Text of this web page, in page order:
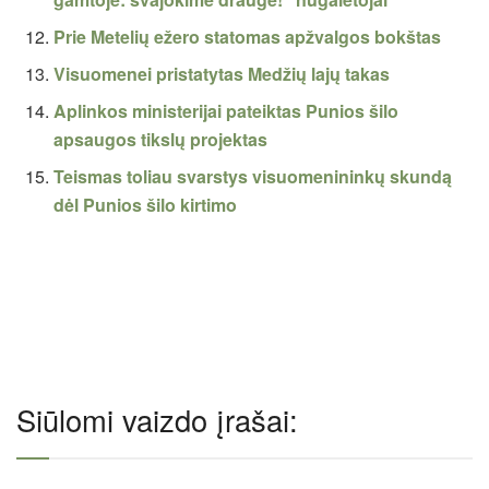
Prie Metelių ežero statomas apžvalgos bokštas
Visuomenei pristatytas Medžių lajų takas
Aplinkos ministerijai pateiktas Punios šilo
apsaugos tikslų projektas
Teismas toliau svarstys visuomenininkų skundą
dėl Punios šilo kirtimo
Siūlomi vaizdo įrašai: